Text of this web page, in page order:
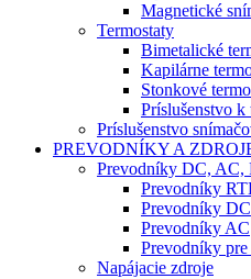
Magnetické
Termostaty
Bimetalické
Kapilárne
Stonkové
Príslušenstvo k
Príslušenstvo
PREVODNÍKY A
Prevodníky DC, AC,
Prevodníky
Prevodníky DC
Prevodníky AC
Prevodníky pre
Napájacie zdroje